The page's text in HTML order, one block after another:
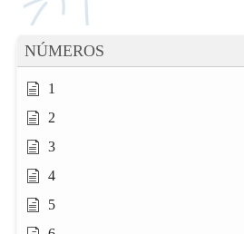
NÚMEROS
1
2
3
4
5